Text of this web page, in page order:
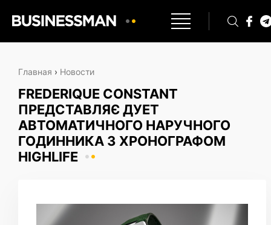
Главная › Новости
FREDERIQUE CONSTANT
ПРЕДСТАВЛЯЄ ДУЕТ
АВТОМАТИЧНОГО НАРУЧНОГО
ГОДИННИКА З ХРОНОГРАФОМ
HIGHLIFE